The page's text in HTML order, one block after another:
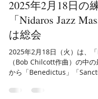
2025年2月21日
読了
2025年2月18日の
「Nidaros Jazz
は総会
2025年2月18日（火）は、
から「Benedictus」「